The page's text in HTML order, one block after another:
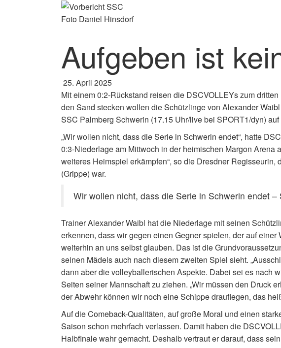
Foto Daniel Hinsdorf
Aufgeben ist
25. April 2025
Mit einem 0:2-Rückstand reisen die DSCVOLLEYs zum
den Sand stecken wollen die Schützlinge von Alexander
SSC Palmberg Schwerin (17.15 Uhr/live bei SPORT1/dyn)
„Wir wollen nicht, dass die Serie in Schwerin endet“, hatte
0:3-Niederlage am Mittwoch in der heimischen Margon Arena
weiteres Heimspiel erkämpfen“, so die Dresdner
(Grippe) war.
Wir wollen nicht, dass die Serie in Schwerin endet –
Trainer Alexander Waibl hat die Niederlage mit seinen
erkennen, dass wir gegen einen Gegner spielen, der auf
weiterhin an uns selbst glauben. Das ist die
seinen Mädels auch nach diesem zweiten Spiel sieht.
dann aber die volleyballerischen Aspekte. Dabei sei es nach
Seiten seiner Mannschaft zu ziehen. „Wir müssen den Druck
der Abwehr können wir noch eine Schippe drauflegen, das
Auf die Comeback-Qualitäten, auf große Moral und einen
Saison schon mehrfach verlassen. Damit haben die
Halbfinale wahr gemacht. Deshalb vertraut er darauf, dass